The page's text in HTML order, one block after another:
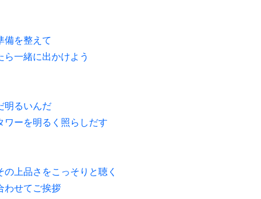
を整えて
一緒に出かけよう
明るいんだ
ーを明るく照らしだす
上品さをこっそりと聴く
せてご挨拶